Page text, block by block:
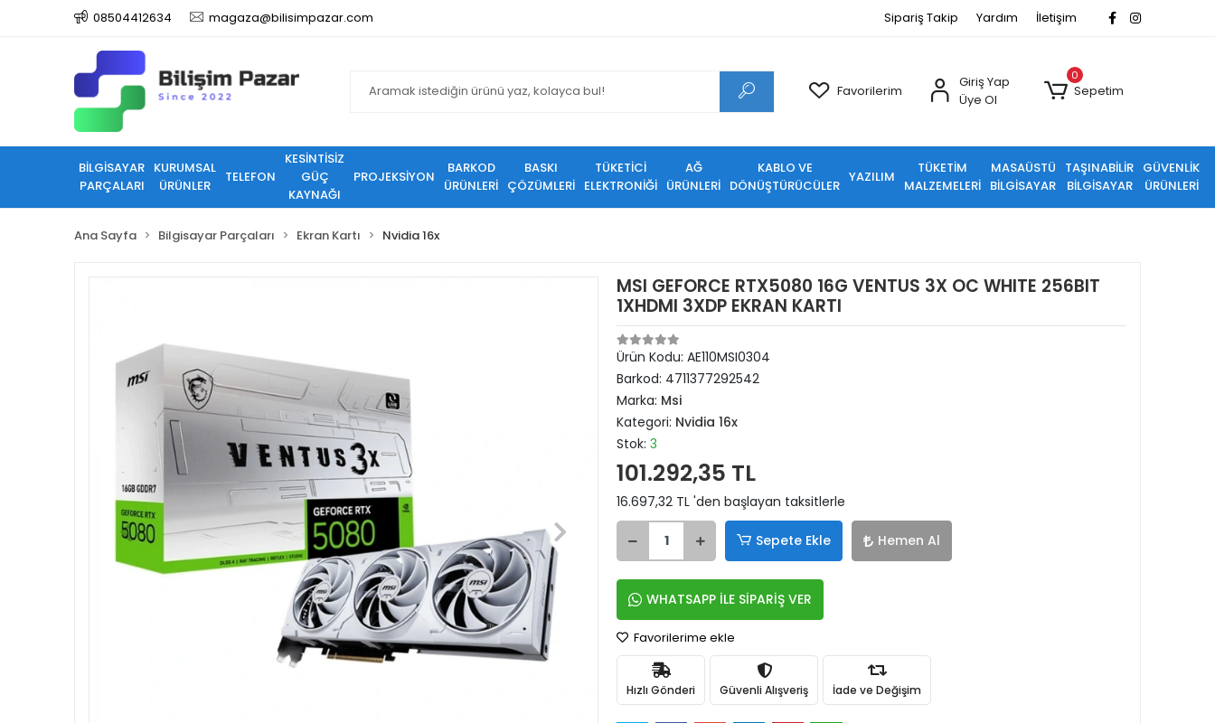
08504412634 magaza@bilisimpazar.com Sipariş Takip Yardım İletişim
Favorilerim
Giriş Yap
Üye Ol
0
Sepetim
BİLGİSAYAR
PARÇALARI
KURUMSAL
ÜRÜNLER
TELEFON
KESİNTİSİZ
GÜÇ
KAYNAĞI
PROJEKSİYON
BARKOD
ÜRÜNLERİ
BASKI
ÇÖZÜMLERİ
TÜKETİCİ
ELEKTRONİĞİ
AĞ
ÜRÜNLERİ
KABLO VE
DÖNÜŞTÜRÜCÜLER
YAZILIM
TÜKETİM
MALZEMELERİ
MASAÜSTÜ
BİLGİSAYAR
TAŞINABİLİR
BİLGİSAYAR
GÜVENLİK
ÜRÜNLERİ
Ana Sayfa Bilgisayar Parçaları Ekran Kartı Nvidia 16x
MSI GEFORCE RTX5080 16G VENTUS 3X OC WHITE 256BIT
1XHDMI 3XDP EKRAN KARTI
Ürün Kodu: AE110MSI0304
Barkod: 4711377292542
Marka: Msi
Kategori: Nvidia 16x
Stok: 3
101.292,35 TL
16.697,32 TL 'den başlayan taksitlerle
Sepete Ekle Hemen Al
WHATSAPP İLE SİPARİŞ VER
Favorilerime ekle
Hızlı Gönderi Güvenli Alışveriş İade ve Değişim